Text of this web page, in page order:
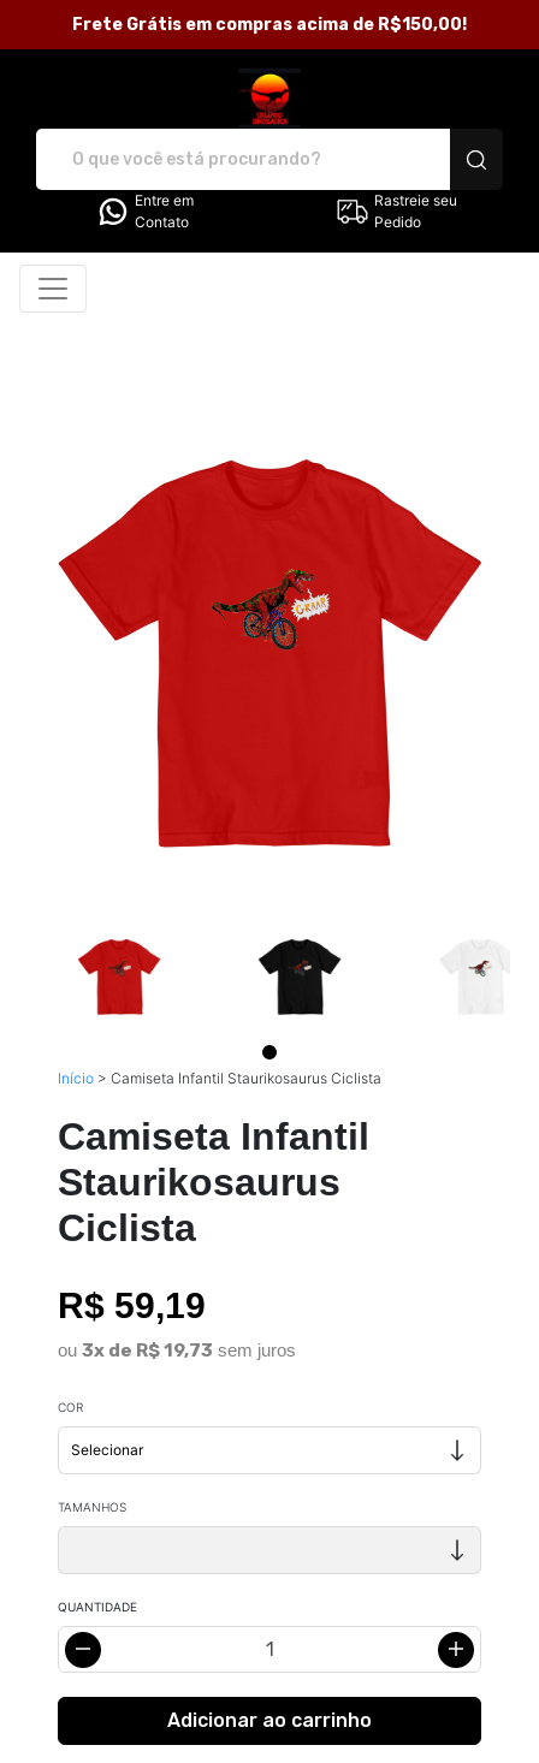
Frete Grátis em compras acima de R$150,00!
Entre em
Contato
Rastreie seu
Pedido
Início > Camiseta Infantil Staurikosaurus Ciclista
Camiseta Infantil
Staurikosaurus
Ciclista
R$ 59,19
ou 3x de R$ 19,73 sem juros
COR
TAMANHOS
QUANTIDADE